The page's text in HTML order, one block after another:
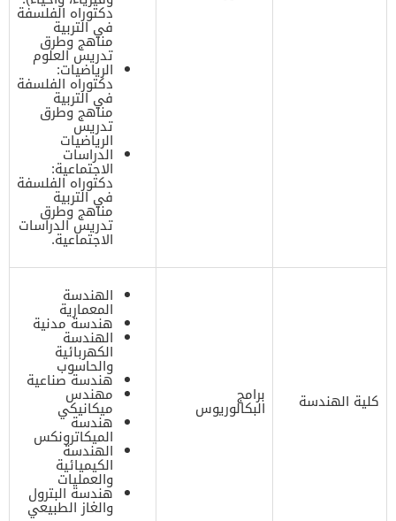
دكتوراه الفلسفة
في التربية
مناهج وطرق
تدريس العلوم
الرياضيات:
دكتوراه الفلسفة
في التربية
مناهج وطرق
تدريس
الرياضيات
الدراسات
الاجتماعية:
دكتوراه الفلسفة
في التربية
مناهج وطرق
تدريس الدراسات
الاجتماعية.
كلية الهندسة برامج
البكالوريوس
الهندسة
المعمارية
هندسة مدنية
الهندسة
الكهربائية
والحاسوب
هندسة صناعية
مهندس
ميكانيكي
هندسة
الميكاترونكس
الهندسة
الكيميائية
والعمليات
هندسة البترول
والغاز الطبيعي